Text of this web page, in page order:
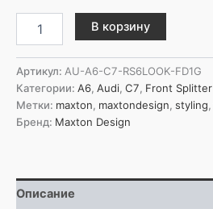
товара
Design
Передний
сплиттер
Audi
A6
C7
В корзину
Артикул: AU-A6-C7-RS6LOOK-FD1G
Категории: A6, Audi, C7, Front Splitter
Метки: maxton, maxtondesign, styling,
Бренд: Maxton Design
Описание